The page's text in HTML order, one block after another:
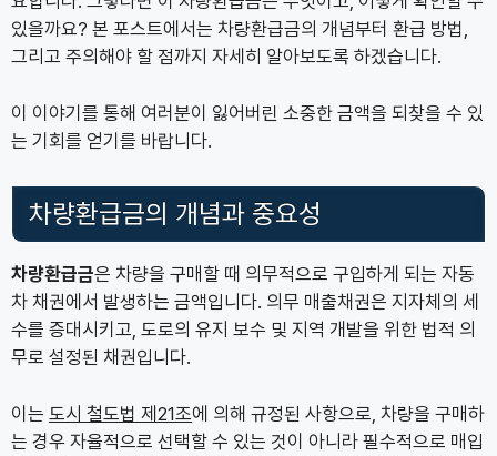
있을까요? 본 포스트에서는 차량환급금의 개념부터 환급 방법,
그리고 주의해야 할 점까지 자세히 알아보도록 하겠습니다.
이 이야기를 통해 여러분이 잃어버린 소중한 금액을 되찾을 수 있
는 기회를 얻기를 바랍니다.
차량환급금의 개념과 중요성
차량환급금은 차량을 구매할 때 의무적으로 구입하게 되는 자동
차 채권에서 발생하는 금액입니다. 의무 매출채권은 지자체의 세
수를 증대시키고, 도로의 유지 보수 및 지역 개발을 위한 법적 의
무로 설정된 채권입니다.
이는 도시 철도법 제21조에 의해 규정된 사항으로, 차량을 구매하
는 경우 자율적으로 선택할 수 있는 것이 아니라 필수적으로 매입